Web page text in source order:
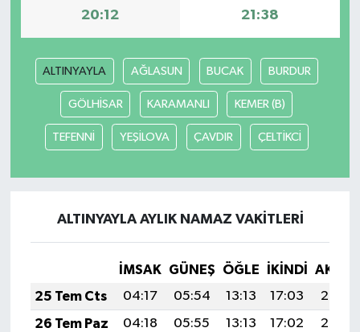
20:12 21:38
ALTINYAYLA AĞLASUN BUCAK BURDUR
GÖLHİSAR KARAMANLI KEMER (B)
TEFENNİ YEŞİLOVA ÇAVDIR ÇELTİKCİ
ALTINYAYLA AYLIK NAMAZ VAKITLERI
İMSAK GÜNEŞ ÖĞLE İKINDI
25 Tem Cts
04:17 05:54 13:13 17:03
20:23
26 Tem Paz
04:18 05:55 13:13 17:02
20:22
Yerel
AboneHaber Özel